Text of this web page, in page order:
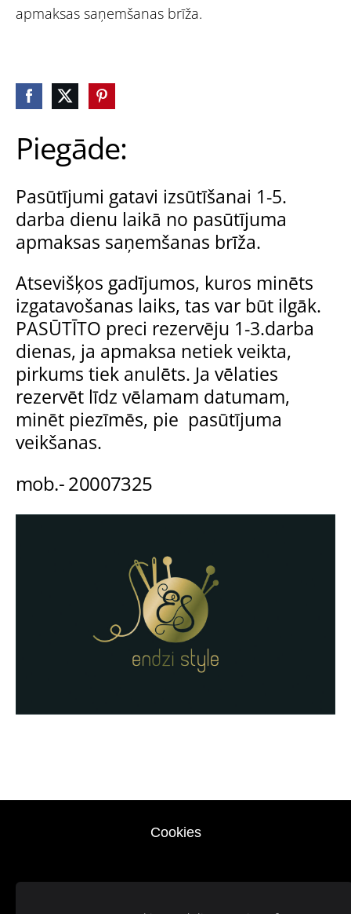
Piegāde:
Pasūtījumi gatavi izsūtīšanai 1-5.
darba dienu laikā no pasūtījuma
apmaksas saņemšanas brīža.
Atsevišķos gadījumos, kuros minēts
izgatavošanas laiks, tas var būt ilgāk.
PASŪTĪTO preci rezervēju 1-3.darba
dienas, ja apmaksa netiek veikta,
pirkums tiek anulēts. Ja vēlaties
rezervēt līdz vēlamam datumam,
minēt piezīmēs, pie pasūtījuma
veikšanas.
mob.- 20007325
apmaksas saņemšanas brīža.
Cookies